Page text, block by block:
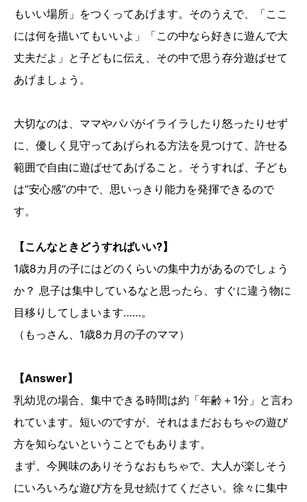
もいい場所」をつくってあげます。そのうえで、「ここ
には何を描いてもいいよ」「この中なら好きに遊んで大
丈夫だよ」と子どもに伝え、その中で思う存分遊ばせて
あげましょう。
大切なのは、ママやパパがイライラしたり怒ったりせず
に、優しく見守ってあげられる方法を見つけて、許せる
範囲で自由に遊ばせてあげること。そうすれば、子ども
は”安心感”の中で、思いっきり能力を発揮できるので
す。
【こんなときどうすればいい?】
1歳8カ月の子にはどのくらいの集中力があるのでしょう
か？ 息子は集中しているなと思ったら、すぐに違う物に
目移りしてしまいます……。
（もっさん、1歳8カ月の子のママ）
【Answer】
乳幼児の場合、集中できる時間は約「年齢＋1分」と言わ
れています。短いのですが、それはまだおもちゃの遊び
方を知らないということでもあります。
まず、今興味のありそうなおもちゃで、大人が楽しそう
にいろいろな遊び方を見せ続けてください。徐々に集中